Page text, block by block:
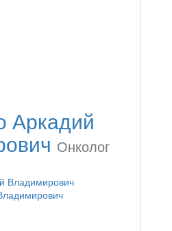
Аркадий
Онколог